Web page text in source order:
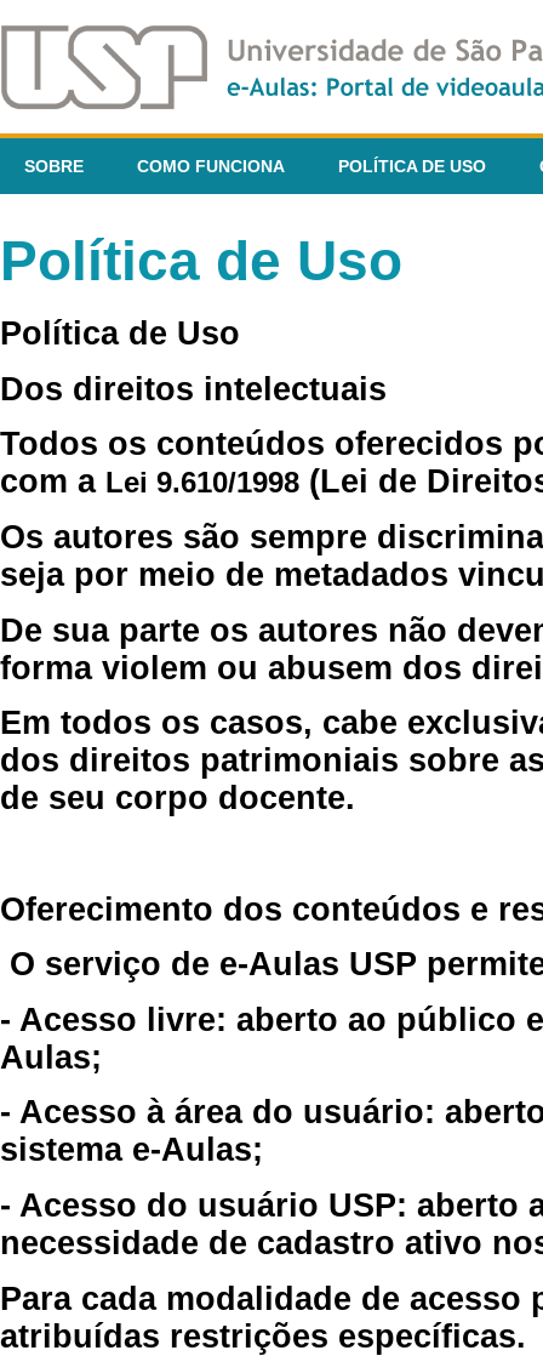
SOBRE COMO FUNCIONA POLÍTICA DE USO
Política de Uso
Política de Uso
Dos direitos intelectuais
Todos os conteúdos oferecidos
com a Lei 9.610/1998 (Lei de
Os autores são sempre
seja por meio de metadados
De sua parte os autores não
forma violem ou abusem dos
Em todos os casos, cabe
dos direitos patrimoniais sobre
de seu corpo docente.
Oferecimento dos conteúdos e
O serviço de e-Aulas USP
- Acesso livre: aberto ao público
Aulas;
- Acesso à área do usuário:
sistema e-Aulas;
- Acesso do usuário USP: aberto
necessidade de cadastro ativo
Para cada modalidade de
atribuídas restrições específicas.